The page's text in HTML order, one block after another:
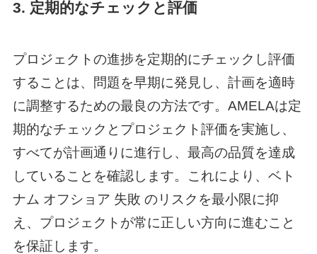
3. 定期的なチェックと評価
プロジェクトの進捗を定期的にチェックし評価
することは、問題を早期に発見し、計画を適時
に調整するための最良の方法です。AMELAは定
期的なチェックとプロジェクト評価を実施し、
すべてが計画通りに進行し、最高の品質を達成
していることを確認します。これにより、 ベト
ナム オフショア 失敗 のリスクを最小限に抑
え、プロジェクトが常に正しい方向に進むこと
を保証します。